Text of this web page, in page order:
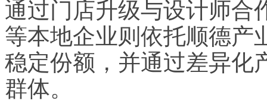
通过门店升级与设计师合
等本地企业则依托顺德产
稳定份额，并通过差异化
群体。